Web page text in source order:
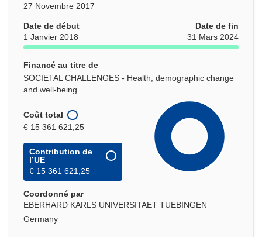
27 Novembre 2017
Date de début
1 Janvier 2018
Date de fin
31 Mars 2024
Financé au titre de
SOCIETAL CHALLENGES - Health, demographic change
and well-being
Coût total
€ 15 361 621,25
Contribution de
l’UE
€ 15 361 621,25
Coordonné par
EBERHARD KARLS UNIVERSITAET TUEBINGEN
Germany